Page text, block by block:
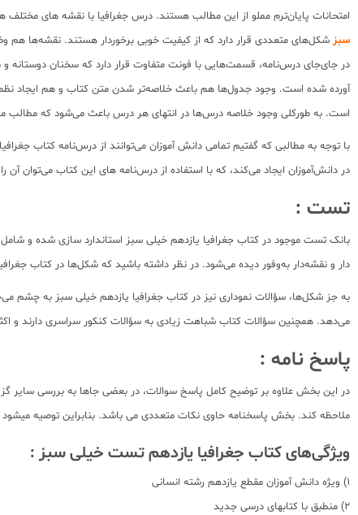
امتحانات پایان‌ترم مملو از این مطالب هستند. درس جغرافیا با نقشه های
سبز شکل‌های متعددی قرار دارد که از کیفیت خوبی برخوردار هستند. نقشه‌ها هم
در جای‌جای درس‌نامه، قسمت‌هایی با فونت متفاوت قرار دارد که سخنان
آورده شده است. وجود جدول‌ها هم باعث خلاصه‌تر شدن متن کتاب و هم ایجاد نظم
است. به‌ طورکلی وجود خلاصه درس‌ها در انتهای هر درس باعث می‌شود که مطالب
با توجه به مطالبی که گفتیم تمامی دانش آموزان می‌توانند از درس‌نامه کتاب
در دانش‌آموزان ایجاد می‌کند، که با استفاده از درس‌نامه های این کتاب می‌توان
تست :
دار و نقشه‌دار به‌وفور دیده می‌شود. در نظر داشته باشید که شکل‌ها در کتاب
به ‌جز شکل‌ها، سؤالات نموداری نیز در کتاب جغرافیا یازدهم خیلی سبز به چشم
می‌دهد. همچنین سؤالات کتاب شباهت زیادی به سؤالات کنکور سراسری دارند و
پاسخ نامه :
در این بخش علاوه بر توضیح کامل پاسخ سوالات، در بعضی جاها به بررسی سایر
ملاحظه کند. بخش پاسخنامه حاوی نکات متعددی می باشد. بنابراین توصیه
ویژگی‌های کتاب جغرافیا یازدهم تست خیلی سبز :
1) ویژه دانش آموزان مقطع یازدهم رشته انسانی
2) منطبق با کتابهای درسی جدید